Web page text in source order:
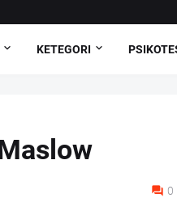
KETEGORI
0